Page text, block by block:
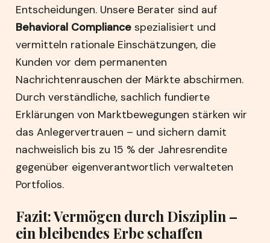
Entscheidungen. Unsere Berater sind auf
Behavioral Compliance spezialisiert und
vermitteln rationale Einschätzungen, die
Kunden vor dem permanenten
Nachrichtenrauschen der Märkte abschirmen.
Durch verständliche, sachlich fundierte
Erklärungen von Marktbewegungen stärken wir
das Anlegervertrauen – und sichern damit
nachweislich bis zu 15 % der Jahresrendite
gegenüber eigenverantwortlich verwalteten
Portfolios.
Fazit: Vermögen durch Disziplin –
ein bleibendes Erbe schaffen